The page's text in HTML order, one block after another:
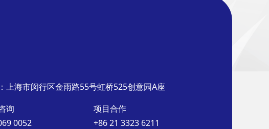
上海市闵行区金雨路55号虹桥525创意园A座
询
0052
项目合作
+86 21 3323 6211